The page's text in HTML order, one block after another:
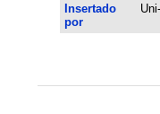
Insertado
por